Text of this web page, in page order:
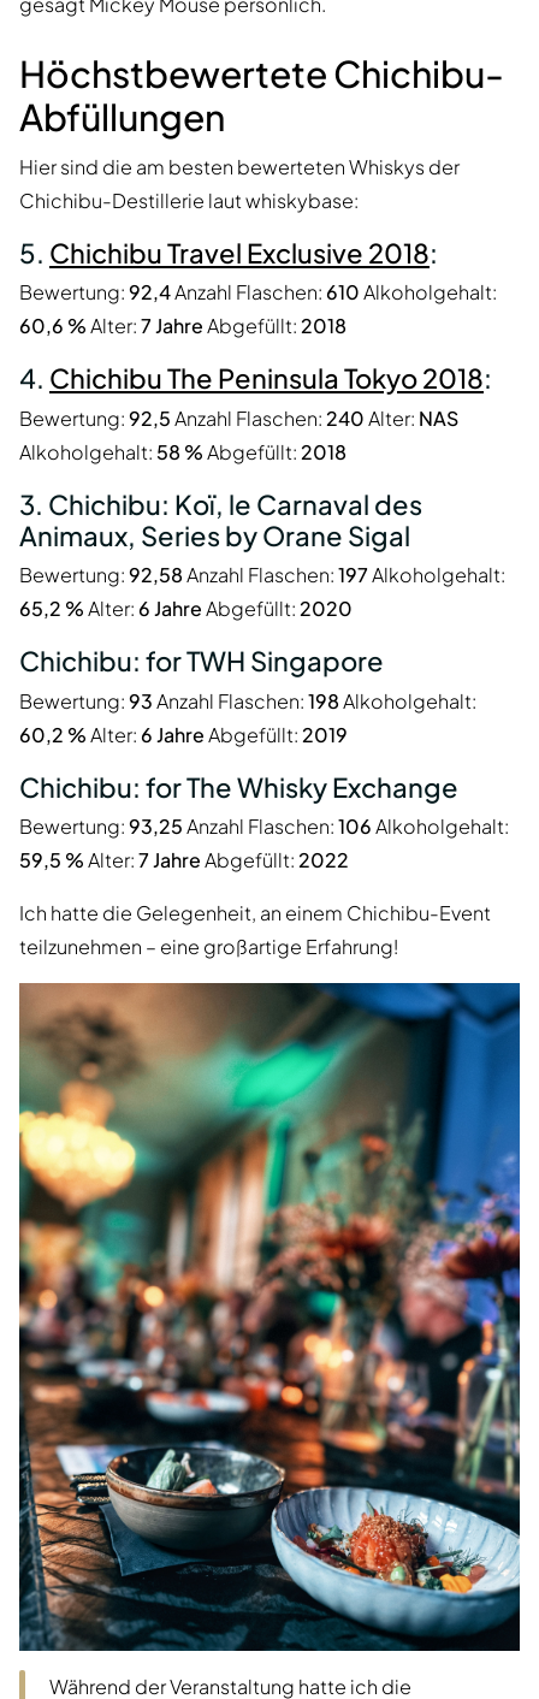
Höchstbewertete Chichibu-
Abfüllungen
Hier sind die am besten bewerteten Whiskys der
Chichibu-Destillerie laut whiskybase:
5. Chichibu Travel Exclusive 2018:
Bewertung:92,4Anzahl Flaschen: 610Alkoholgehalt:
60,6 %Alter:7 JahreAbgefüllt:2018
4. Chichibu The Peninsula Tokyo 2018:
Bewertung:92,5Anzahl Flaschen: 240Alter: NAS
Alkoholgehalt: 58 %Abgefüllt: 2018
3. Chichibu: Koï, le Carnaval des
Animaux, Series by Orane Sigal
Bewertung:92,58Anzahl Flaschen:197Alkoholgehalt:
65,2 %Alter: 6 JahreAbgefüllt:2020
Chichibu: for TWH Singapore
Bewertung:93Anzahl Flaschen:198Alkoholgehalt:
60,2 %Alter: 6 JahreAbgefüllt: 2019
Chichibu: for The Whisky Exchange
Bewertung:93,25Anzahl Flaschen:106Alkoholgehalt:
59,5 %Alter:7 JahreAbgefüllt: 2022
Ich hatte die Gelegenheit, an einem Chichibu-Event
teilzunehmen – eine großartige Erfahrung!
Während der Veranstaltung hatte ich die